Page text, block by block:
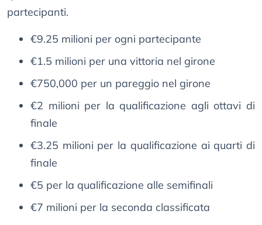
partecipanti.
€9.25 milioni per ogni partecipante
€1.5 milioni per una vittoria nel girone
€750,000 per un pareggio nel girone
€2 milioni per la qualificazione agli ottavi di
finale
€3.25 milioni per la qualificazione ai quarti di
finale
€5 per la qualificazione alle semifinali
€7 milioni per la seconda classificata